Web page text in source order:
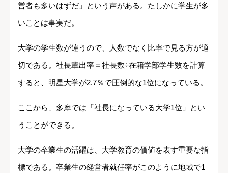
営者も多いはずだ」という声がある。たしかに学生が多
いことは事実だ。
大学の学生数が違うので、人数でなく比率で見る方が適
切である。社長輩出率＝社長数÷在籍学部学生数を計算
すると、明星大学が2.7％で圧倒的な1位になっている。
ここから、多摩では「社長になっている大学1位」とい
うことができる。
大学の卒業生の活躍は、大学教育の価値を表す重要な指
標である。卒業生の経営者就任率がこのように地域で1